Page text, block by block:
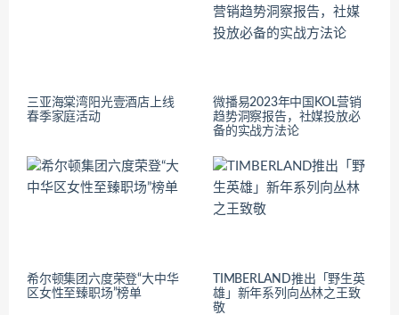
三亚海棠湾阳光壹酒店上线
春季家庭活动
微播易2023年中国KOL营销
趋势洞察报告，社媒投放必
备的实战方法论
希尔顿集团六度荣登“大中华
区女性至臻职场”榜单
TIMBERLAND推出「野生英
雄」新年系列向丛林之王致
敬